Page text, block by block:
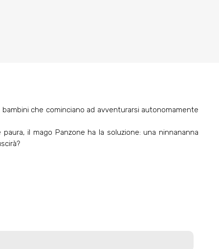
che cominciano ad avventurarsi autonomamente
il mago Panzone ha la soluzione: una ninnananna